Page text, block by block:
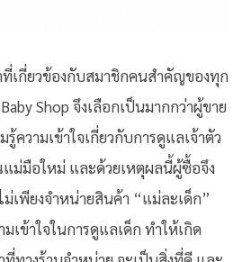
เกี่ยวข้องกับสมาชิกคนสำคัญของทุก
Shop จึงเลือกเป็นมากกว่าผู้ขาย
ความเข้าใจเกี่ยวกับการดูแลเจ้าตัว
มือใหม่ และด้วยเหตุผลนี้ผู้ซื้อจึง
ม่เพียงจำหน่ายสินค้า “แม่ละเด็ก”
เข้าใจในการดูแลเด็ก ทำให้เกิด